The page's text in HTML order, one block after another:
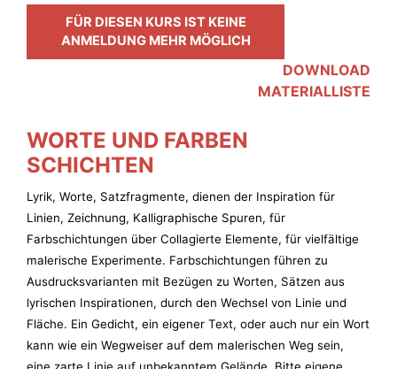
FÜR DIESEN KURS IST KEINE
ANMELDUNG MEHR MÖGLICH
DOWNLOAD
MATERIALLISTE
WORTE UND FARBEN
SCHICHTEN
Lyrik, Worte, Satzfragmente, dienen der Inspiration für
Linien, Zeichnung, Kalligraphische Spuren, für
Farbschichtungen über Collagierte Elemente, für vielfältige
malerische Experimente. Farbschichtungen führen zu
Ausdrucksvarianten mit Bezügen zu Worten, Sätzen aus
lyrischen Inspirationen, durch den Wechsel von Linie und
Fläche. Ein Gedicht, ein eigener Text, oder auch nur ein Wort
kann wie ein Wegweiser auf dem malerischen Weg sein,
eine zarte Linie auf unbekanntem Gelände. Bitte eigene